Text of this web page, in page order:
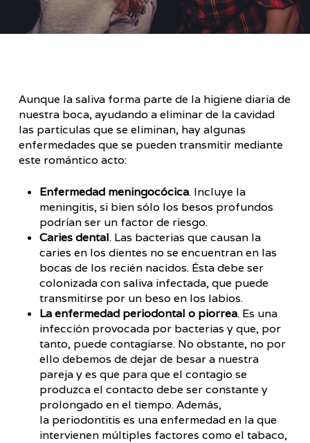
Aunque la saliva forma parte de la higiene diaria de
nuestra boca, ayudando a eliminar de la cavidad
las partículas que se eliminan, hay algunas
enfermedades que se pueden transmitir mediante
este romántico acto:
Enfermedad meningocócica. Incluye la
meningitis, si bien sólo los besos profundos
podrían ser un factor de riesgo.
Caries dental. Las bacterias que causan la
caries en los dientes no se encuentran en las
bocas de los recién nacidos. Ésta debe ser
colonizada con saliva infectada, que puede
transmitirse por un beso en los labios.
La enfermedad periodontal o piorrea. Es una
infección provocada por bacterias y que, por
tanto, puede contagiarse. No obstante, no por
ello debemos de dejar de besar a nuestra
pareja y es que para que el contagio se
produzca el contacto debe ser constante y
prolongado en el tiempo. Además,
la periodontitis es una enfermedad en la que
intervienen múltiples factores como el tabaco,